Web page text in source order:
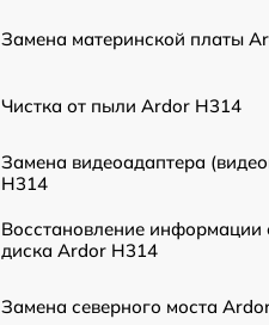
Замена материнской платы
Чистка от пыли Ardor H314
Замена видеоадаптера
H314
Восстановление информации
диска Ardor H314
Замена северного моста